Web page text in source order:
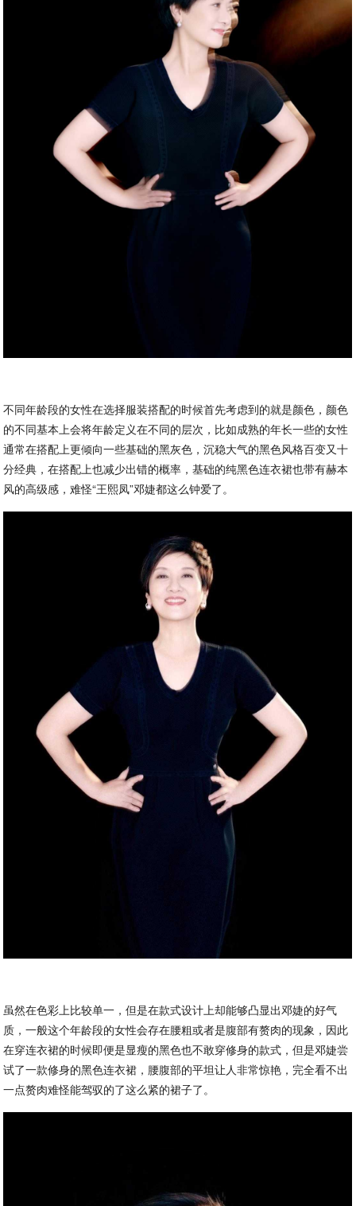
不同年龄段的女性在选择服装搭配的时候首先考虑到的就是颜色，颜色
的不同基本上会将年龄定义在不同的层次，比如成熟的年长一些的女性
通常在搭配上更倾向一些基础的黑灰色，沉稳大气的黑色风格百变又十
分经典，在搭配上也减少出错的概率，基础的纯黑色连衣裙也带有赫本
风的高级感，难怪“王熙凤”邓婕都这么钟爱了。
虽然在色彩上比较单一，但是在款式设计上却能够凸显出邓婕的好气
质，一般这个年龄段的女性会存在腰粗或者是腹部有赘肉的现象，因此
在穿连衣裙的时候即便是显瘦的黑色也不敢穿修身的款式，但是邓婕尝
试了一款修身的黑色连衣裙，腰腹部的平坦让人非常惊艳，完全看不出
一点赘肉难怪能驾驭的了这么紧的裙子了。